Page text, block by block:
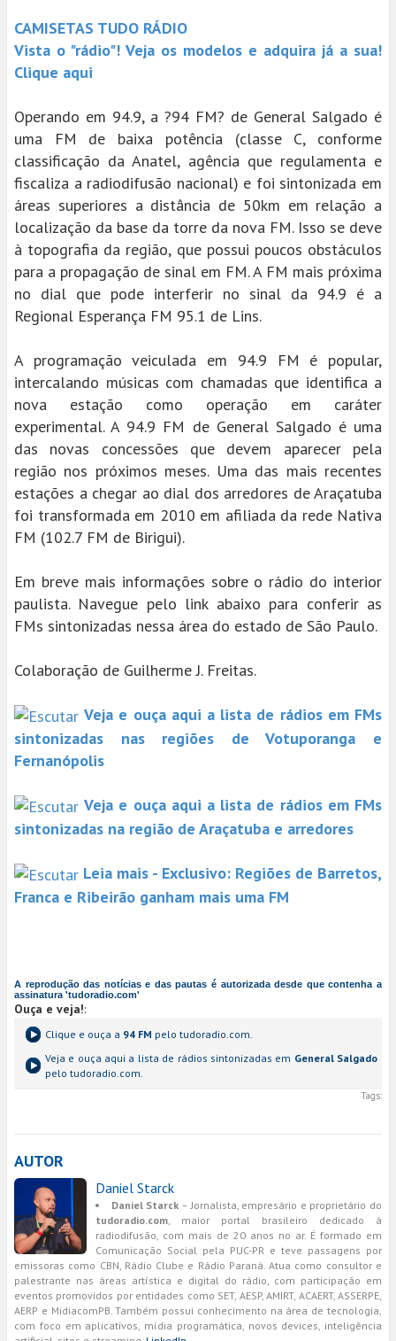
CAMISETAS TUDO RÁDIO
Vista o "rádio"! Veja os modelos e adquira já a sua!
Clique aqui
Operando em 94.9, a ?94 FM? de General Salgado é
uma FM de baixa potência (classe C, conforme
classificação da Anatel, agência que regulamenta e
fiscaliza a radiodifusão nacional) e foi sintonizada em
áreas superiores a distância de 50km em relação a
localização da base da torre da nova FM. Isso se deve
à topografia da região, que possui poucos obstáculos
para a propagação de sinal em FM. A FM mais próxima
no dial que pode interferir no sinal da 94.9 é a
Regional Esperança FM 95.1 de Lins.
A programação veiculada em 94.9 FM é popular,
intercalando músicas com chamadas que identifica a
nova estação como operação em caráter
experimental. A 94.9 FM de General Salgado é uma
das novas concessões que devem aparecer pela
região nos próximos meses. Uma das mais recentes
estações a chegar ao dial dos arredores de Araçatuba
foi transformada em 2010 em afiliada da rede Nativa
FM (102.7 FM de Birigui).
Em breve mais informações sobre o rádio do interior
paulista. Navegue pelo link abaixo para conferir as
FMs sintonizadas nessa área do estado de São Paulo.
Colaboração de Guilherme J. Freitas.
Veja e ouça aqui a lista de rádios em FMs
sintonizadas nas regiões de Votuporanga e
Fernanópolis
Veja e ouça aqui a lista de rádios em FMs
sintonizadas na região de Araçatuba e arredores
Leia mais - Exclusivo: Regiões de Barretos,
Franca e Ribeirão ganham mais uma FM
A reprodução das notícias e das pautas é autorizada desde que contenha a
assinatura 'tudoradio.com'
Ouça e veja!:
Clique e ouça a 94 FM pelo tudoradio.com.
Veja e ouça aqui a lista de rádios sintonizadas em General Salgado
pelo tudoradio.com.
Tags:
AUTOR
Daniel Starck
Daniel Starck – Jornalista, empresário e proprietário do
tudoradio.com, maior portal brasileiro dedicado à
radiodifusão, com mais de 20 anos no ar. É formado em
Comunicação Social pela PUC-PR e teve passagens por
emissoras como CBN, Rádio Clube e Rádio Paraná. Atua como consultor e
palestrante nas áreas artística e digital do rádio, com participação em
eventos promovidos por entidades como SET, AESP, AMIRT, ACAERT, ASSERPE,
AERP e MidiacomPB. Também possui conhecimento na área de tecnologia,
com foco em aplicativos, mídia programática, novos devices, inteligência